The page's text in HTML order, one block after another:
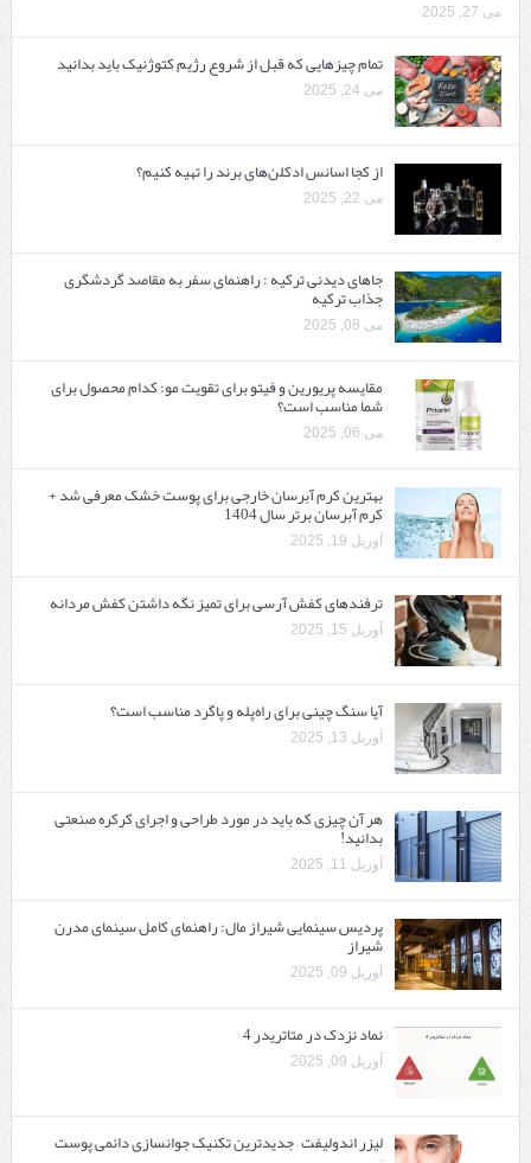
می 27, 2025
تمام چیزهایی که قبل از شروع رژیم کتوژنیک باید بدانید‎
می 24, 2025
از کجا اسانس ادکلن‌های برند را تهیه کنیم؟
می 22, 2025
جاهای دیدنی ترکیه : راهنمای سفر به مقاصد گردشگری
جذاب ترکیه
می 08, 2025
مقایسه پریورین و فیتو برای تقویت مو: کدام محصول برای
شما مناسب است؟
می 06, 2025
بهترین کرم آبرسان خارجی برای پوست خشک معرفی شد +
کرم آبرسان برتر سال 1404
آوریل 19, 2025
ترفندهای کفش آرسی برای تمیز نگه داشتن کفش مردانه
آوریل 15, 2025
آیا سنگ چینی برای راه‌پله و پاگرد مناسب است؟
آوریل 13, 2025
هر آن چیزی که باید در مورد طراحی و اجرای کرکره صنعتی
بدانید!
آوریل 11, 2025
پردیس سینمایی شیراز مال: راهنمای کامل سینمای مدرن
شیراز
آوریل 09, 2025
نماد نزدک در متاتریدر 4
آوریل 09, 2025
لیزر اندولیفت – جدیدترین تکنیک جوانسازی دائمی پوست